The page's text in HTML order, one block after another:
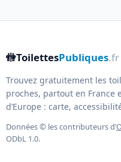
🚻ToilettesPubliques.fr
Trouvez gratuitement les
proches, partout en France
d’Europe : carte,
Données © les contributeurs d’
ODbL 1.0.